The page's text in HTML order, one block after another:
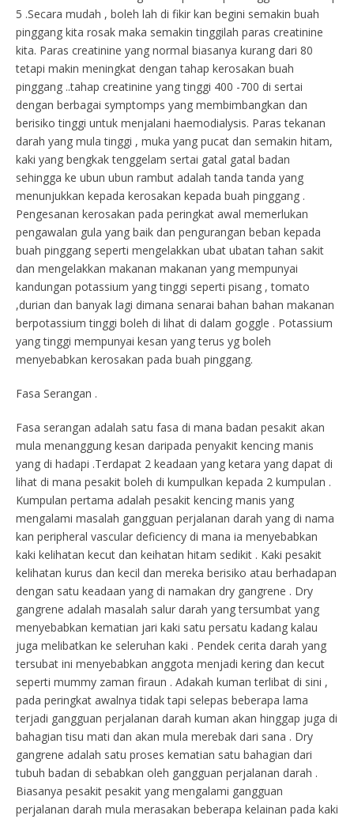
5 .Secara mudah , boleh lah di fikir kan begini semakin buah
pinggang kita rosak maka semakin tinggilah paras creatinine
kita. Paras creatinine yang normal biasanya kurang dari 80
tetapi makin meningkat dengan tahap kerosakan buah
pinggang ..tahap creatinine yang tinggi 400 -700 di sertai
dengan berbagai symptomps yang membimbangkan dan
berisiko tinggi untuk menjalani haemodialysis. Paras tekanan
darah yang mula tinggi , muka yang pucat dan semakin hitam,
kaki yang bengkak tenggelam sertai gatal gatal badan
sehingga ke ubun ubun rambut adalah tanda tanda yang
menunjukkan kepada kerosakan kepada buah pinggang .
Pengesanan kerosakan pada peringkat awal memerlukan
pengawalan gula yang baik dan pengurangan beban kepada
buah pinggang seperti mengelakkan ubat ubatan tahan sakit
dan mengelakkan makanan makanan yang mempunyai
kandungan potassium yang tinggi seperti pisang , tomato
,durian dan banyak lagi dimana senarai bahan bahan makanan
berpotassium tinggi boleh di lihat di dalam goggle . Potassium
yang tinggi mempunyai kesan yang terus yg boleh
menyebabkan kerosakan pada buah pinggang.
Fasa Serangan .
Fasa serangan adalah satu fasa di mana badan pesakit akan
mula menanggung kesan daripada penyakit kencing manis
yang di hadapi .Terdapat 2 keadaan yang ketara yang dapat di
lihat di mana pesakit boleh di kumpulkan kepada 2 kumpulan .
Kumpulan pertama adalah pesakit kencing manis yang
mengalami masalah gangguan perjalanan darah yang di nama
kan peripheral vascular deficiency di mana ia menyebabkan
kaki kelihatan kecut dan keihatan hitam sedikit . Kaki pesakit
kelihatan kurus dan kecil dan mereka berisiko atau berhadapan
dengan satu keadaan yang di namakan dry gangrene . Dry
gangrene adalah masalah salur darah yang tersumbat yang
menyebabkan kematian jari kaki satu persatu kadang kalau
juga melibatkan ke seleruhan kaki . Pendek cerita darah yang
tersubat ini menyebabkan anggota menjadi kering dan kecut
seperti mummy zaman firaun . Adakah kuman terlibat di sini ,
pada peringkat awalnya tidak tapi selepas beberapa lama
terjadi gangguan perjalanan darah kuman akan hinggap juga di
bahagian tisu mati dan akan mula merebak dari sana . Dry
gangrene adalah satu proses kematian satu bahagian dari
tubuh badan di sebabkan oleh gangguan perjalanan darah .
Biasanya pesakit pesakit yang mengalami gangguan
perjalanan darah mula merasakan beberapa kelainan pada kaki